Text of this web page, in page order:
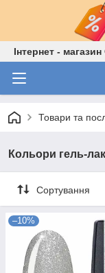
Інтернет -
Товари та
Кольори гель-
Сортування
–10%